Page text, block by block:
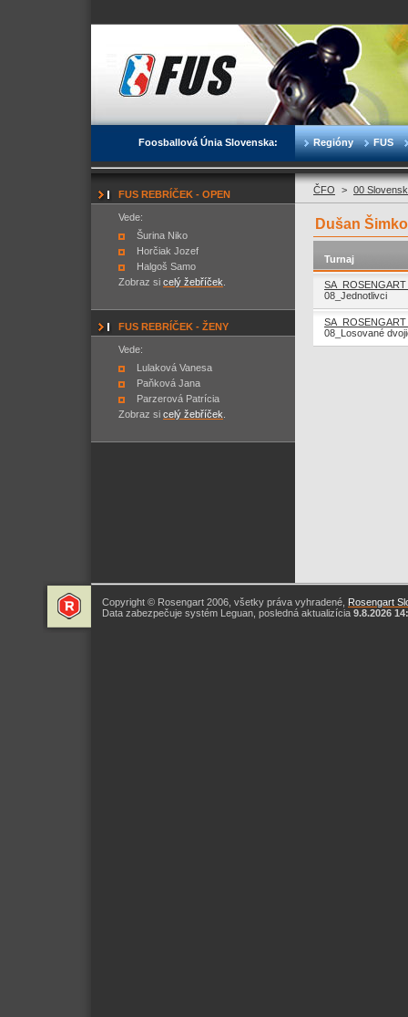
Foosballová Únia Slovenska: Regióny FUS
FUS REBRÍČEK - OPEN
Vede:
Šurina Niko
Horčiak Jozef
Halgoš Samo
Zobraz si celý žebříček
FUS REBRÍČEK - ŽENY
Vede:
Lulaková Vanesa
Paňková Jana
Parzerová Patrícia
Zobraz si celý žebříček
ČFO > 00
Dušan
Turnaj
08_Jednotlivci
08_Losované
Copyright © Rosengart 2006, všetky práva vyhradené, Rosengart
Data zabezpečuje systém Leguan, posledná aktualizícia 9.8.2026